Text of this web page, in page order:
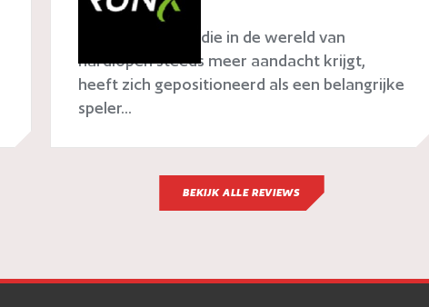
RunX
RunX, een naam die in de wereld van
hardlopen steeds meer aandacht krijgt,
heeft zich gepositioneerd als een belangrijke
speler...
BEKIJK ALLE REVIEWS